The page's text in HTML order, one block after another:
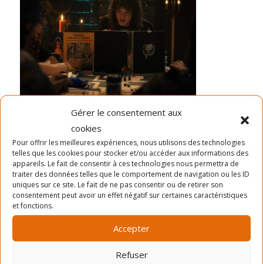
Gérer le consentement aux
cookies
Pour offrir les meilleures expériences, nous utilisons des technologies
telles que les cookies pour stocker et/ou accéder aux informations des
appareils. Le fait de consentir à ces technologies nous permettra de
traiter des données telles que le comportement de navigation ou les ID
uniques sur ce site. Le fait de ne pas consentir ou de retirer son
consentement peut avoir un effet négatif sur certaines caractéristiques
et fonctions.
Accepter
Refuser
Dernières nouvelles
La période d’inscription automne 2026
Camp de jour été- distribution des chandails et
cartes
Inscription Été 2026